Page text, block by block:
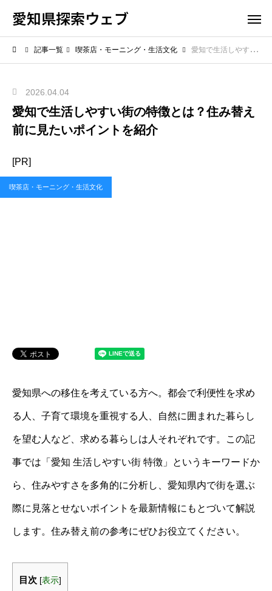
愛知県探索ウェブ
記事一覧 喫茶店・モーニング・生活文化 愛知で生活しやすい街の特徴とは？住み替え前に見たいポイントを紹介
2026.04.04
愛知で生活しやすい街の特徴とは？住み替え
前に見たいポイントを紹介
[PR]
喫茶店・モーニング・生活文化
愛知県への移住を考えている方へ。都会で利便性を求め
る人、子育て環境を重視する人、自然に囲まれた暮らし
を望む人など、求める暮らしは人それぞれです。この記
事では「愛知 生活しやすい街 特徴」というキーワードか
ら、住みやすさを多角的に分析し、愛知県内で街を選ぶ
際に見落とせないポイントを最新情報にもとづいて解説
します。住み替え前の参考にぜひお役立てください。
目次 [表示]